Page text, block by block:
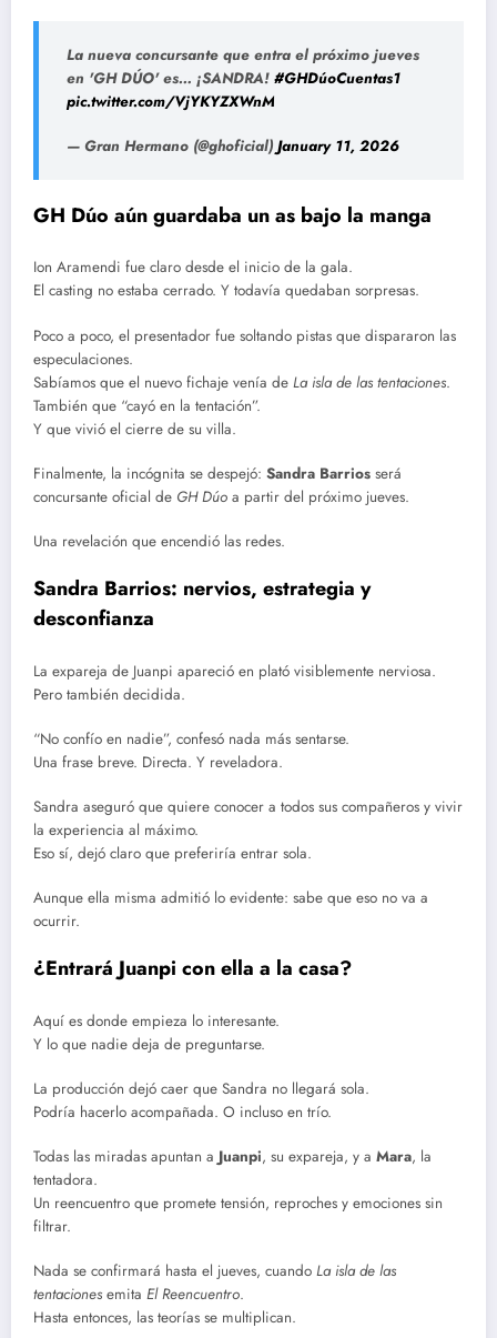
La nueva concursante que entra el próximo jueves
en 'GH DÚO' es… ¡SANDRA! #GHDúoCuentas1
pic.twitter.com/VjYKYZXWnM
— Gran Hermano (@ghoficial) January 11, 2026
GH Dúo aún guardaba un as bajo la manga
Ion Aramendi fue claro desde el inicio de la gala.
El casting no estaba cerrado. Y todavía quedaban sorpresas.
Poco a poco, el presentador fue soltando pistas que dispararon las
especulaciones.
Sabíamos que el nuevo fichaje venía de La isla de las tentaciones.
También que “cayó en la tentación”.
Y que vivió el cierre de su villa.
Finalmente, la incógnita se despejó: Sandra Barrios será
concursante oficial de GH Dúo a partir del próximo jueves.
Una revelación que encendió las redes.
Sandra Barrios: nervios, estrategia y
desconfianza
La expareja de Juanpi apareció en plató visiblemente nerviosa.
Pero también decidida.
“No confío en nadie”, confesó nada más sentarse.
Una frase breve. Directa. Y reveladora.
Sandra aseguró que quiere conocer a todos sus compañeros y vivir
la experiencia al máximo.
Eso sí, dejó claro que preferiría entrar sola.
Aunque ella misma admitió lo evidente: sabe que eso no va a
ocurrir.
¿Entrará Juanpi con ella a la casa?
Aquí es donde empieza lo interesante.
Y lo que nadie deja de preguntarse.
La producción dejó caer que Sandra no llegará sola.
Podría hacerlo acompañada. O incluso en trío.
Todas las miradas apuntan a Juanpi, su expareja, y a Mara, la
tentadora.
Un reencuentro que promete tensión, reproches y emociones sin
filtrar.
Nada se confirmará hasta el jueves, cuando La isla de las
tentaciones emita El Reencuentro.
Hasta entonces, las teorías se multiplican.